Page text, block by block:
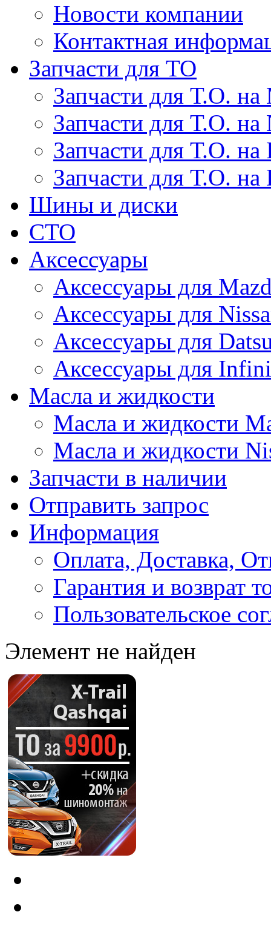
Новости компании
Контактная
Запчасти для ТО
Запчасти для Т.О. на
Запчасти для Т.О. на
Запчасти для Т.О.
Запчасти для Т.О. на
Шины и диски
СТО
Аксессуары
Аксессуары для
Аксессуары для
Аксессуары для
Аксессуары для
Масла и жидкости
Масла и жидкости
Масла и жидкости
Запчасти в наличии
Отправить запрос
Информация
Оплата, Доставка,
Гарантия и возврат
Пользовательское
Элемент не найден